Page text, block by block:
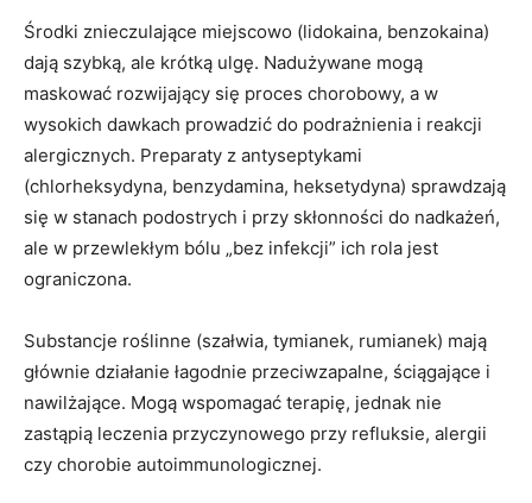
Środki znieczulające miejscowo (lidokaina, benzokaina)
dają szybką, ale krótką ulgę. Nadużywane mogą
maskować rozwijający się proces chorobowy, a w
wysokich dawkach prowadzić do podrażnienia i reakcji
alergicznych. Preparaty z antyseptykami
(chlorheksydyna, benzydamina, heksetydyna) sprawdzają
się w stanach podostrych i przy skłonności do nadkażeń,
ale w przewlekłym bólu „bez infekcji” ich rola jest
ograniczona.
Substancje roślinne (szałwia, tymianek, rumianek) mają
głównie działanie łagodnie przeciwzapalne, ściągające i
nawilżające. Mogą wspomagać terapię, jednak nie
zastąpią leczenia przyczynowego przy refluksie, alergii
czy chorobie autoimmunologicznej.